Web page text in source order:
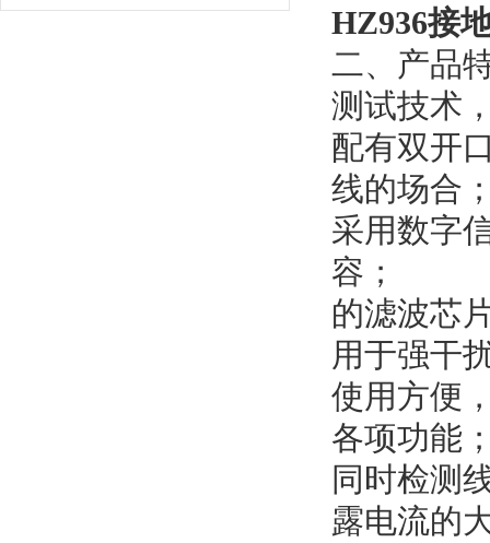
HZ936接
二、产品
测试技术
配有双开
线的场合
采用数字
容；
的滤波芯
用于强干
使用方便
各项功能
同时检测
露电流的